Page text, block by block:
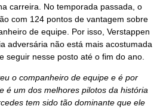
carreira. No temporada passada, o
com 124 pontos de vantagem sobre
de equipe. Por isso, Verstappen
adversária não está mais acostumada
seguir nesse posto até o fim do ano.
o companheiro de equipe e é por
é um dos melhores pilotos da história
tem sido tão dominante que ele